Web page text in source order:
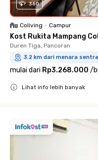
360
Coliving • Campur
Kost Rukita Mampang
Duren Tiga, Pancoran
3.2 km dari menara
mulai dari Rp3.268.000 /
Lihat info lebih banyak